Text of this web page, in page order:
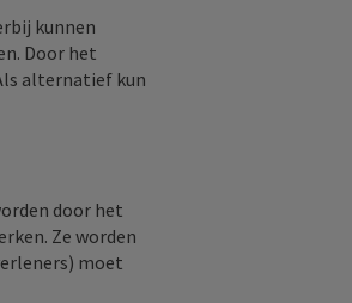
kunnen
Door het
alternatief kun
door het
Ze worden
moet